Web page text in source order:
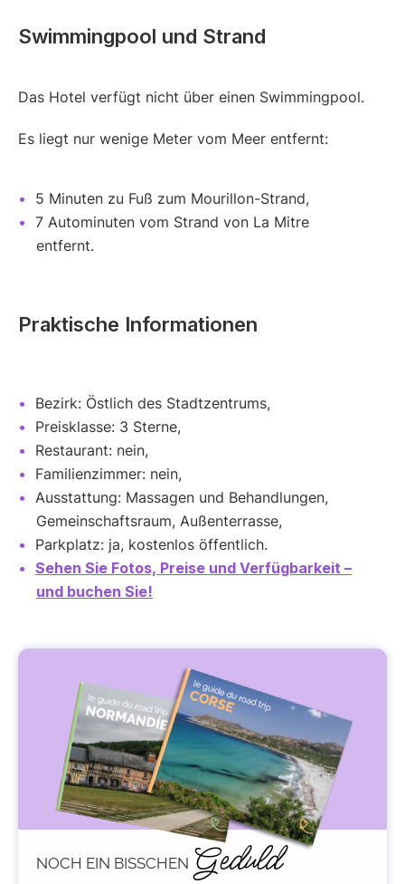
Swimmingpool und Strand
Das Hotel verfügt nicht über einen Swimmingpool.
Es liegt nur wenige Meter vom Meer entfernt:
5 Minuten zu Fuß zum Mourillon-Strand,
7 Autominuten vom Strand von La Mitre
entfernt.
Praktische Informationen
Bezirk: Östlich des Stadtzentrums,
Preisklasse: 3 Sterne,
Restaurant: nein,
Familienzimmer: nein,
Ausstattung: Massagen und Behandlungen,
Gemeinschaftsraum, Außenterrasse,
Parkplatz: ja, kostenlos öffentlich.
Sehen Sie Fotos, Preise und Verfügbarkeit –
und buchen Sie!
NOCH EIN BISSCHEN Geduld